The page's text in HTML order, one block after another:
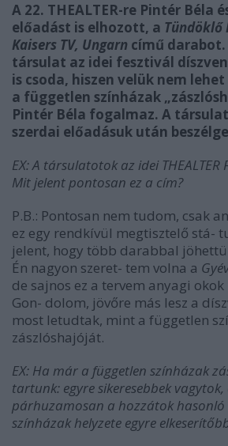
A 22. THEALTER-re Pintér Béla
előadást is elhozott, a Tündöklő
Kaisers TV, Ungarn című darabot.
társulat az idei fesztivál
is csoda, hiszen velük nem
a független színházak
Pintér Béla fogalmaz. A
szerdai előadásuk után
EX: A társulatotok az idei THEALTER
Mit jelent pontosan ez a cím?
P.B.: Pontosan nem tudom, csak
ez egy rendkívül megtisztelő stá-
jelent, hogy több darabbal
Én nagyon szeret- tem volna a
de sajnos ez a tervem anyagi
Gon- dolom, jövőre más lesz a
most letudtak, mint a független
zászlóshajóját.
EX: Ha már a független színházak
tartunk: egyre sikeresebbek vagytok,
párhuzamosan a hozzátok
színházak helyzete egyre